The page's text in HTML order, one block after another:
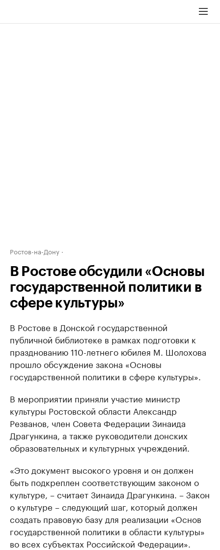
Ростов-на-Дону
В Ростове обсудили «Основы
государственной политики в
сфере культуры»
В Ростове в Донской государственной
публичной библиотеке в рамках подготовки к
празднованию 110-летнего юбилея М. Шолохова
прошло обсуждение закона «Основы
государственной политики в сфере культуры».
В мероприятии приняли участие министр
культуры Ростовской области Александр
Резванов, член Совета Федерации Зинаида
Драгункина, а также руководители донских
образовательных и культурных учреждений.
«Это документ высокого уровня и он должен
быть подкреплен соответствующим законом о
культуре, – считает Зинаида Драгункина. – Закон
о культуре – следующий шаг, который должен
создать правовую базу для реализации «Основ
государственной политики в области культуры»
во всех субъектах Российской Федерации».